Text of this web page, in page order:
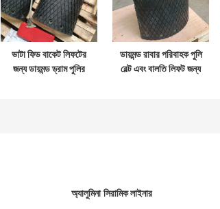
ভাটা ফিড বাকেট লিফটের
জন্য ডায়মন্ড ড্রাম পুলির
ডায়মন্ড রাবার পরিবাহক পুলি
বেল্ট এবং বালতি লিফট জন্য
অ্যালুমিনা সিরামিক লাইনার